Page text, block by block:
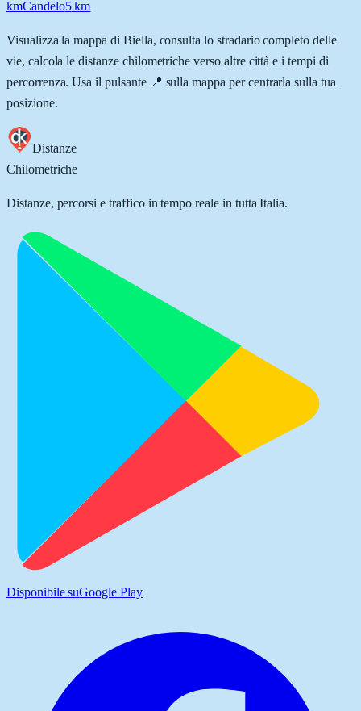
kmCandelo5km
Visualizza la mappa di Biella, consulta lo stradario completo delle
vie, calcola le distanze chilometriche verso altre città e i tempi di
percorrenza. Usa il pulsante 📍 sulla mappa per centrarla sulla tua
posizione.
Distanze
Chilometriche
Distanze, percorsi e traffico in tempo reale in tutta Italia.
Disponibile suGoogle Play